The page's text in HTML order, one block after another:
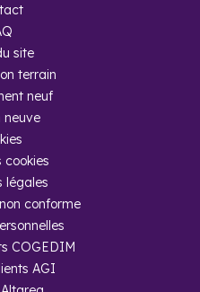
site
terrain
neuf
neuve
cookies
légales
conforme
COGEDIM
AGI